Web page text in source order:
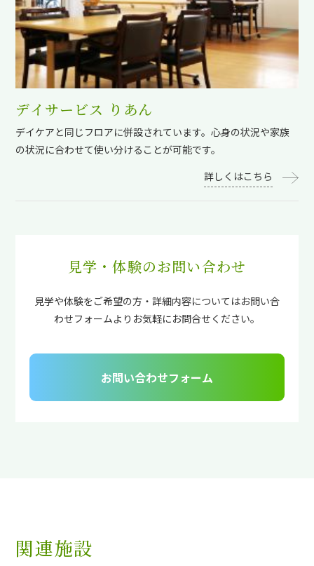
デイサービス りあん
デイケアと同じフロアに併設されています。心身の状況や家族
の状況に合わせて使い分けることが可能です。
詳しくはこちら
見学・体験のお問い合わせ
見学や体験をご希望の方・詳細内容についてはお問い合
わせフォームよりお気軽にお問合せください。
お問い合わせフォーム
関連施設